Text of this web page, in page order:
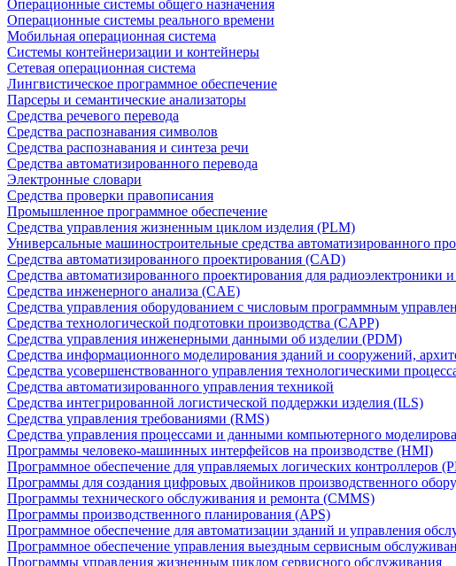
Операционные системы общего назначения
Операционные системы реального времени
Мобильная операционная система
Системы контейнеризации и контейнеры
Сетевая операционная система
Лингвистическое программное обеспечение
Парсеры и семантические анализаторы
Средства речевого перевода
Средства распознавания символов
Средства распознавания и синтеза речи
Средства автоматизированного перевода
Электронные словари
Средства проверки правописания
Промышленное программное обеспечение
Средства управления жизненным циклом изделия (PLM)
Универсальные машиностроительные средства автоматизированного
Средства автоматизированного проектирования (CAD)
Средства автоматизированного проектирования для
Средства инженерного анализа (CAE)
Средства управления оборудованием с числовым программным
Средства технологической подготовки производства (CAPP)
Средства управления инженерными данными об изделии (PDM)
Средства информационного моделирования зданий и сооружений,
Средства усовершенствованного управления технологическими
Средства автоматизированного управления техникой
Средства интегрированной логистической поддержки изделия (ILS)
Средства управления требованиями (RMS)
Средства управления процессами и данными компьютерного
Программы человеко-машинных интерфейсов на производстве (HMI)
Программное обеспечение для управляемых логических контроллеров
Программы для создания цифровых двойников производственного
Программы технического обслуживания и ремонта (CMMS)
Программы производственного планирования (APS)
Программное обеспечение для автоматизации зданий и управления
Программное обеспечение управления выездным сервисным
Программы управления жизненным циклом сервисного обслуживания